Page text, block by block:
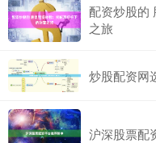
配资炒股的
之旅
炒股配资网
沪深股票配